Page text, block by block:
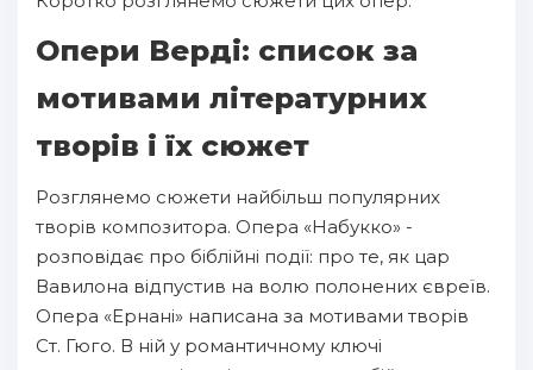
Опери Верді: список за
мотивами літературних
творів і їх сюжет
Розглянемо сюжети найбільш популярних
творів композитора. Опера «Набукко» -
розповідає про біблійні події: про те, як цар
Вавилона відпустив на волю полонених євреїв.
Опера «Ернані» написана за мотивами творів
Ст. Гюго. В ній у романтичному ключі